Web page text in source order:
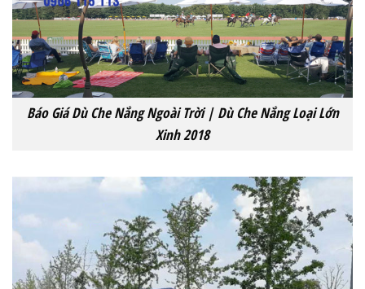
Báo Giá Dù Che Nắng Ngoài Trời | Dù Che Nắng Loại Lớn
Xinh 2018‎